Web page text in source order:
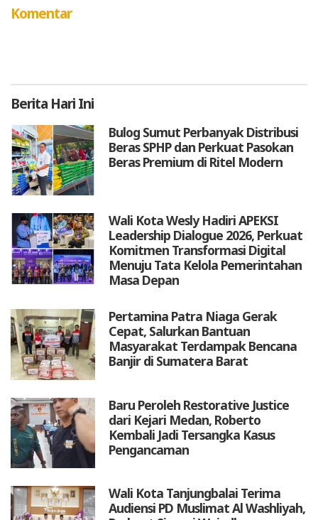
Komentar
Berita Hari Ini
Bulog Sumut Perbanyak Distribusi
Beras SPHP dan Perkuat Pasokan
Beras Premium di Ritel Modern
Wali Kota Wesly Hadiri APEKSI
Leadership Dialogue 2026, Perkuat
Komitmen Transformasi Digital
Menuju Tata Kelola Pemerintahan
Masa Depan
Pertamina Patra Niaga Gerak
Cepat, Salurkan Bantuan
Masyarakat Terdampak Bencana
Banjir di Sumatera Barat
Baru Peroleh Restorative Justice
dari Kejari Medan, Roberto
Kembali Jadi Tersangka Kasus
Pengancaman
Wali Kota Tanjungbalai Terima
Audiensi PD Muslimat Al Washliyah,